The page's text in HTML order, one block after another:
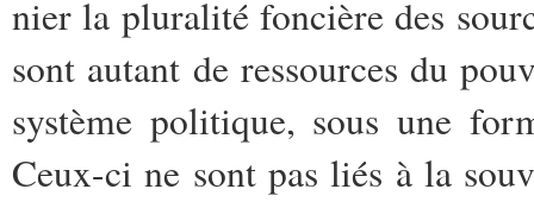
nier la pluralité foncière des
sont autant de ressources du
système politique, sous une
Ceux-ci ne sont pas liés à la